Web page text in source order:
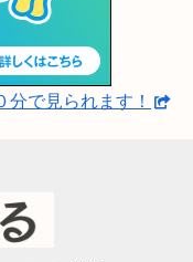
分で見られます！